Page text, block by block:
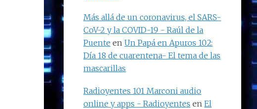
Más allá de un coronavirus, el SARS-
CoV-2 y la COVID-19 - Raúl de la
Puente en Un Papá en Apuros 102:
Día 18 de cuarentena- El tema de las
mascarillas
Radioyentes 101 Marconi audio
online y apps - Radioyentes en El